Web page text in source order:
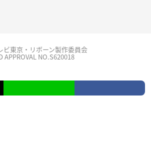
東京・リボーン製作委員会
APPROVAL NO.S620018